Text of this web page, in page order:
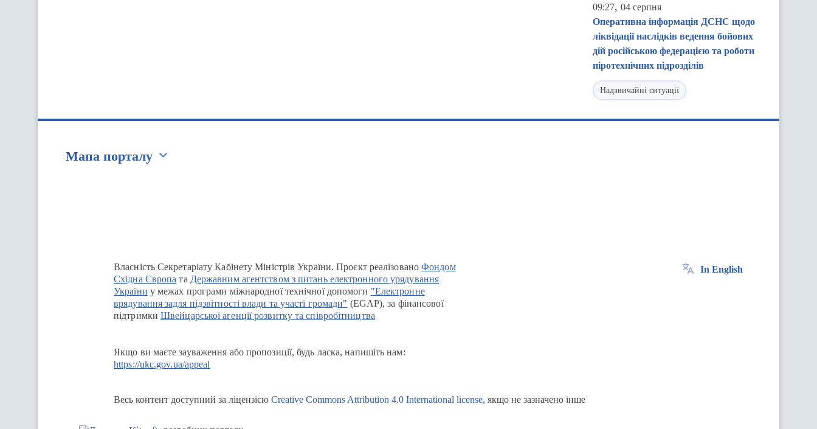
09:27, 04 серпня
Оперативна інформація ДСНС щодо
ліквідації наслідків ведення бойових
дій російською федерацією та роботи
піротехнічних підрозділів
Надзвичайні ситуації
Мапа порталу
Власність Секретаріату Кабінету Міністрів України. Проєкт реалізованоФондом
Східна Європа та Державним агентством з питань електронного урядування
України у межах програми міжнародної технічної допомоги "Електронне
врядування задля підзвітності влади та участі громади" (EGAP), за фінансової
підтримки Швейцарської агенції розвитку та співробітництва
Якщо ви маєте зауваження або пропозиції, будь ласка, напишіть нам:
https://ukc.gov.ua/appeal
In English
Весь контент доступний за ліцензією Creative Commons Attribution 4.0 International license, якщо не зазначено інше